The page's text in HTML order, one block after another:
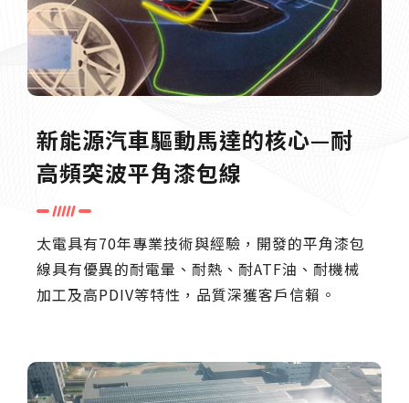
新能源汽車驅動馬達的核心—耐
高頻突波平角漆包線
太電具有70年專業技術與經驗，開發的平角漆包
線具有優異的耐電暈、耐熱、耐ATF油、耐機械
加工及高PDIV等特性，品質深獲客戶信賴。